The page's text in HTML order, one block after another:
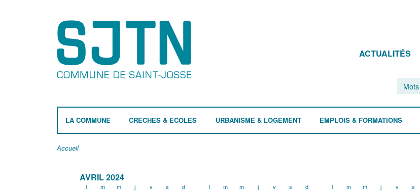
ACTUALITÉS
LA COMMUNE CRÈCHES & ECOLES URBANISME & LOGEMENT EMPLOIS & FORMATIONS
Accueil
AVRIL 2024
l m m j v s d l m m j v s d l m m j v s